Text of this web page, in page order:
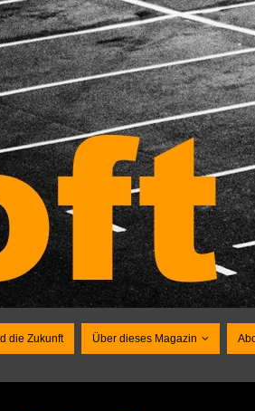
die Zukunft Über dieses Magazin